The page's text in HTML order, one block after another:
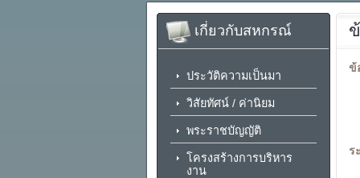
ข้
ร
เกี่ยวกับสหกรณ์
ประวัติความเป็นมา
วิสัยทัศน์ / ค่านิยม
พระราชบัญญัติ
โครงสร้างการบริหาร
งาน